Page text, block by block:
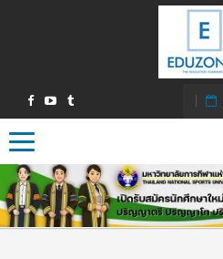
Toggle navigation